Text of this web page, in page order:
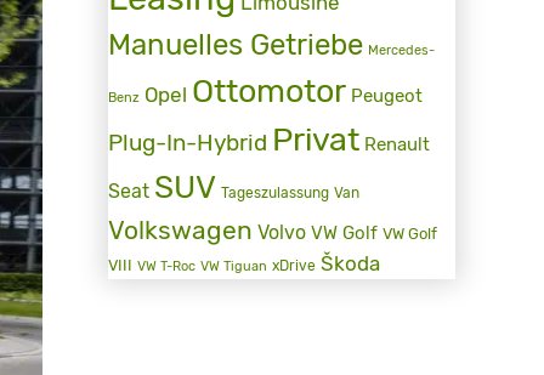
Manuelles Getriebe Mercedes-
Benz Opel Ottomotor Peugeot
Plug-In-Hybrid Privat Renault
Seat SUV Tageszulassung Van
Volkswagen Volvo VW Golf VW Golf
VIII VW T-Roc VW Tiguan xDrive Škoda